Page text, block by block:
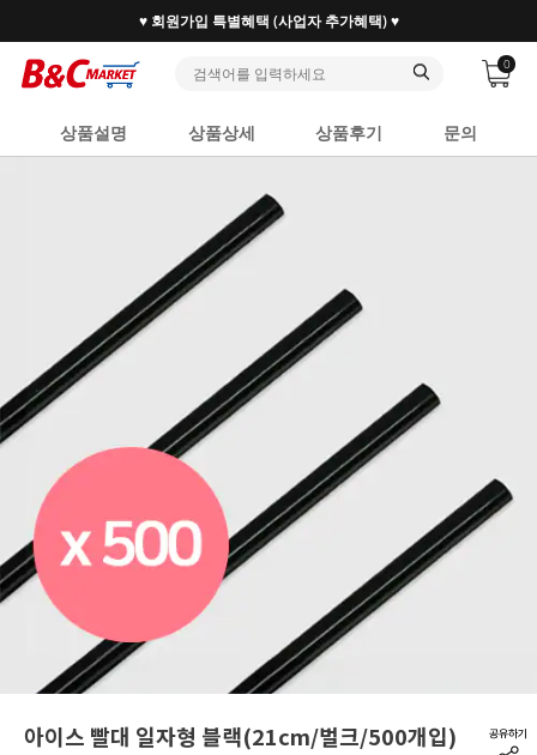
♥ 회원가입 특별혜택 (사업자 추가혜택) ♥
0
상품설명 상품상세 상품후기 문의
아이스 빨대 일자형 블랙(21cm/벌크/500개입)